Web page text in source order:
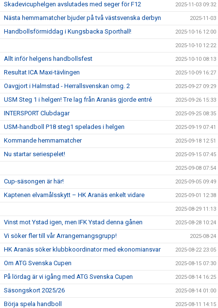
Skadevicuphelgen avslutades med seger för F12 2025-11-03 09:32
Nästa hemmamatcher bjuder på två västsvenska derbyn 2025-11-03
Handbollsförmiddag i Kungsbacka Sporthall! 2025-10-16 12:00
2025-10-10 12:22
Allt inför helgens handbollsfest 2025-10-10 08:13
Resultat ICA Maxi-tävlingen 2025-10-09 16:27
Oavgjort i Halmstad - Herrallsvenskan omg. 2 2025-09-27 09:29
USM Steg 1 i helgen! Tre lag från Aranäs gjorde entré 2025-09-26 15:33
INTERSPORT Clubdagar 2025-09-25 08:35
USM-handboll P18 steg1 spelades i helgen 2025-09-19 07:41
Kommande hemmamatcher 2025-09-18 12:51
Nu startar seriespelet! 2025-09-15 07:45
2025-09-08 07:54
Cup-säsongen är här! 2025-09-05 09:49
Kaptenen elvamålsskytt – HK Aranäs enkelt vidare 2025-09-01 12:38
2025-08-29 11:13
Vinst mot Ystad igen, men IFK Ystad denna gånen 2025-08-28 10:24
Vi söker fler till vår Arrangemangsgrupp! 2025-08-24
HK Aranäs söker klubbkoordinator med ekonomiansvar 2025-08-22 23:05
Om ATG Svenska Cupen 2025-08-15 07:30
På lördag är vi igång med ATG Svenska Cupen 2025-08-14 16:25
Säsongskort 2025/26 2025-08-14 01:00
Börja spela handboll 2025-08-11 14:15